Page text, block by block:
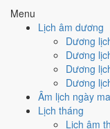
Menu
Lịch âm dương
Dương
Dương
Dương
Dương
Âm lịch ngày
Lịch tháng
Lịch âm
3/10 Xấu
Ký hợp đồng -
Sao Giác, nhưng
kéo giảm điểm.
Cách tính ngày
🏗️ Động thổ - khởi
2
/10Xấu
Động thổ - khởi